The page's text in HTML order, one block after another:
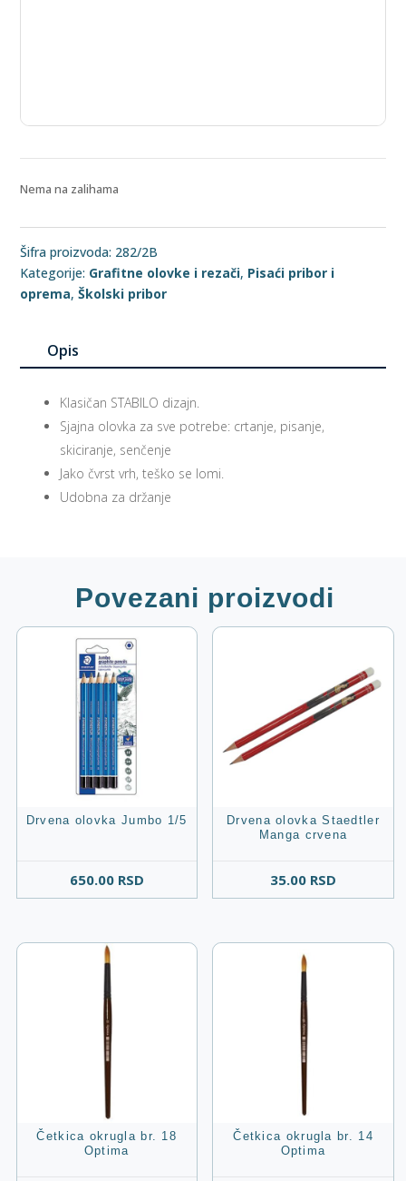
Nema na zalihama
Šifra proizvoda: 282/2B
Kategorije: Grafitne olovke i rezači, Pisaći pribor i
oprema,Školski pribor
Opis
Klasičan STABILO dizajn.
Sjajna olovka za sve potrebe: crtanje, pisanje,
skiciranje, senčenje
Jako čvrst vrh, teško se lomi.
Udobna za držanje
Povezani proizvodi
Drvena olovka Jumbo 1/5
650.00RSD
Drvena olovka Staedtler
Manga crvena
35.00 RSD
Četkica okrugla br. 18
Optima
Četkica okrugla br. 14
Optima